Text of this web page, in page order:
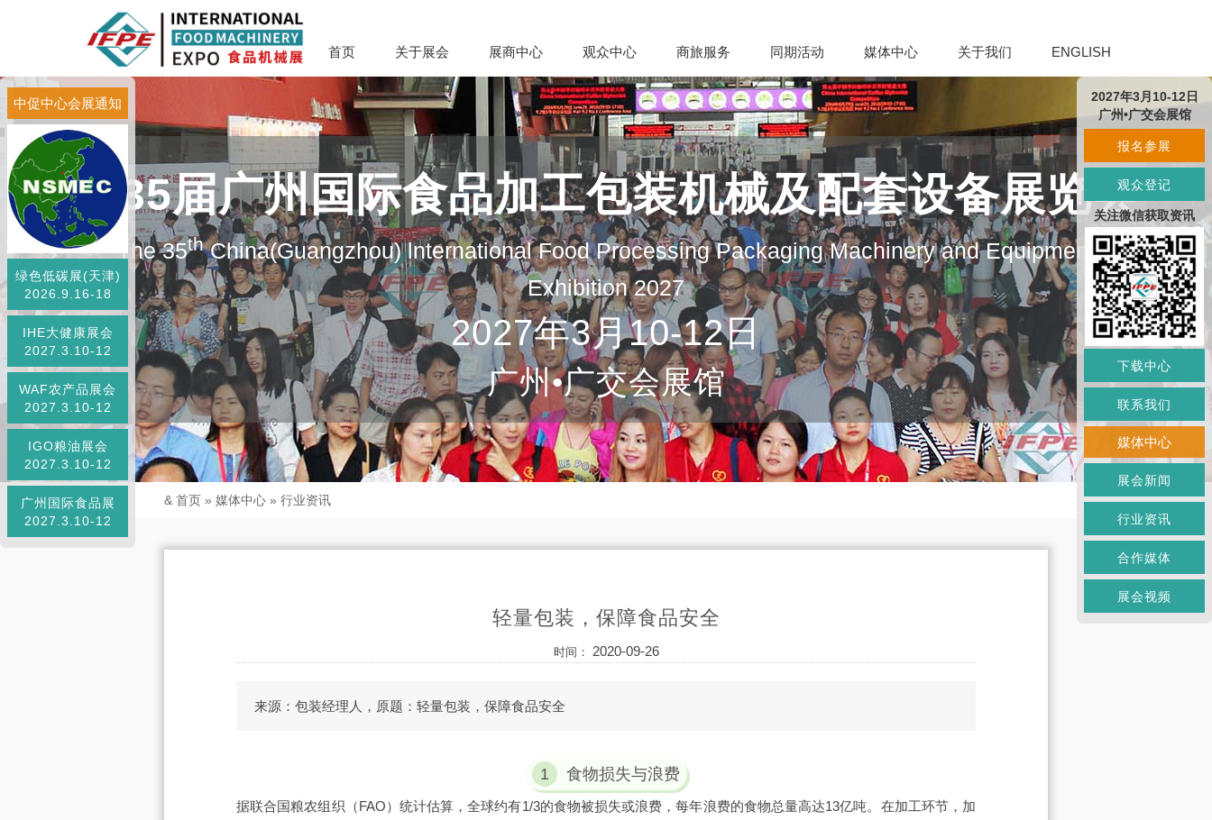
首页 关于展会 展商中心 观众中心 商旅服务 同期活动 媒体中心 关于我们 ENGLISH
第35届广州国际食品加工包装机械及配套设备展览会
The 35thChina(Guangzhou) lnternational Food Processing Packaging Machinery and Equipment
Exhibition 2027
2027年3月10-12日
广州•广交会展馆
中促中心会展通知
绿色低碳展(天津)
2026.9.16-18
IHE大健康展会
2027.3.10-12
WAF农产品展会
2027.3.10-12
IGO粮油展会
2027.3.10-12
广州国际食品展
2027.3.10-12
& 首页 » 媒体中心 » 行业资讯
轻量包装，保障食品安全
时间： 2020-09-26
来源：包装经理人，原题：轻量包装，保障食品安全
1 食物损失与浪费
据联合国粮农组织（FAO）统计估算，全球约有1/3的食物被损失或浪费，每年浪费的食物总量高达13亿吨。在加工环节，加
2027年3月10-12日
广州•广交会展馆
报名参展
观众登记
关注微信获取资讯
下载中心
联系我们
媒体中心
展会新闻
行业资讯
合作媒体
展会视频